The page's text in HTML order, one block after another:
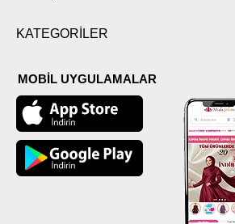
KATEGORİLER
MOBİL UYGULAMALAR